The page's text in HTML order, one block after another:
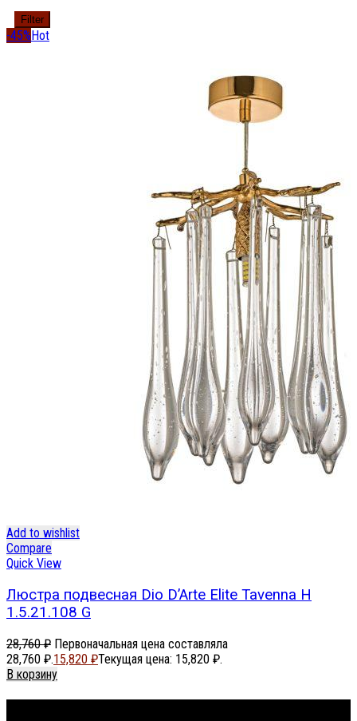
Filter
-45% Hot
Add to wishlist
Compare
Quick View
Люстра подвесная Dio D’Arte Elite Tavenna H
1.5.21.108 G
28,760₽ Первоначальная цена составляла
28,760 ₽.15,820 ₽Текущая цена: 15,820 ₽.
В корзину